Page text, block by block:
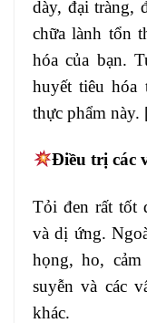
dày, đại tràng,
chữa lành tổn
hóa của bạn.
huyết tiêu hóa
thực phẩm này.
Điều trị các
Tỏi đen rất tốt
và dị ứng.
họng, ho,
suyễn và các
khác.